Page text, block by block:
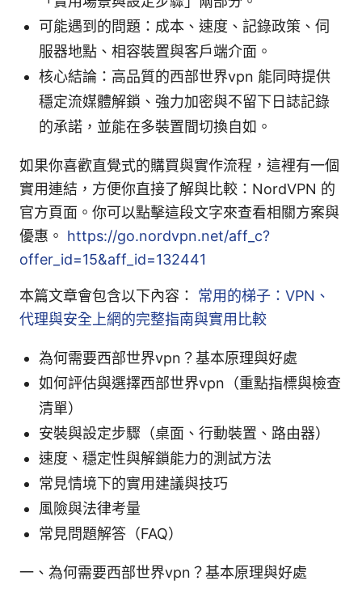
可能遇到的問題：成本、速度、記錄政策、伺
服器地點、相容裝置與客戶端介面。
核心結論：高品質的西部世界vpn 能同時提供
穩定流媒體解鎖、強力加密與不留下日誌記錄
的承諾，並能在多裝置間切換自如。
如果你喜歡直覺式的購買與實作流程，這裡有一個
實用連結，方便你直接了解與比較：NordVPN 的
官方頁面。你可以點擊這段文字來查看相關方案與
優惠。 https://go.nordvpn.net/aff_c?
offer_id=15&aff_id=132441
本篇文章會包含以下內容： 常用的梯子：VPN、
代理與安全上網的完整指南與實用比較
為何需要西部世界vpn？基本原理與好處
如何評估與選擇西部世界vpn（重點指標與檢查
清單）
安裝與設定步驟（桌面、行動裝置、路由器）
速度、穩定性與解鎖能力的測試方法
常見情境下的實用建議與技巧
風險與法律考量
常見問題解答（FAQ）
一、為何需要西部世界vpn？基本原理與好處